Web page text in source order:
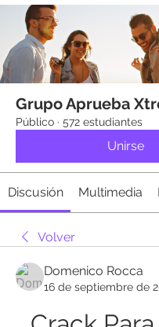
Grupo Aprueba
Público · 572 estudiantes
Unirse
Discusión Multimedia
Volver
Domenico Rocca
16 de septiembre de